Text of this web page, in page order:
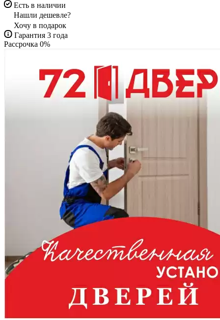
Есть в наличии
Нашли дешевле?
Хочу в подарок
Гарантия 3 года
Рассрочка 0%